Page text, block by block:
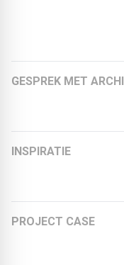
GESPREK MET
INSPIRATIE
PROJECT CASE